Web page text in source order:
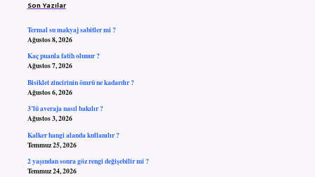
Son Yazılar
Termal su makyaj sabitler mi ?
Ağustos 8, 2026
Kaç puanla fatih olunur ?
Ağustos 7, 2026
Bisiklet zincirinin ömrü ne kadardır ?
Ağustos 6, 2026
3’lü averaja nasıl bakılır ?
Ağustos 3, 2026
Kalker hangi alanda kullanılır ?
Temmuz 25, 2026
2 yaşından sonra göz rengi değişebilir mi ?
Temmuz 24, 2026